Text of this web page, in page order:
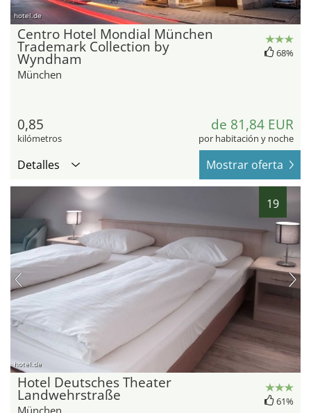
hotel.de
Centro Hotel Mondial München
Trademark Collection by
Wyndham
München
68%
0,85
kilómetros
de 81,84 EUR
por habitación y noche
Detalles Mostrar oferta
19
hotel.de
Hotel Deutsches Theater
Landwehrstraße
München
61%